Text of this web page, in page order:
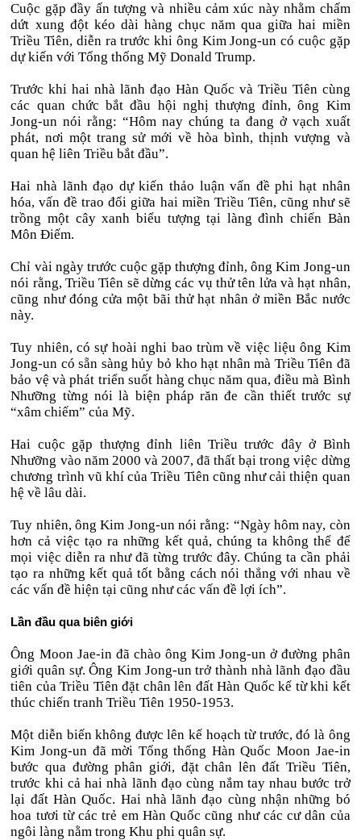
Cuộc gặp đầy ấn tượng và nhiều cảm xúc này nhằm chấm
dứt xung đột kéo dài hàng chục năm qua giữa hai miền
Triều Tiên, diễn ra trước khi ông Kim Jong-un có cuộc gặp
dự kiến với Tổng thống Mỹ Donald Trump.
Trước khi hai nhà lãnh đạo Hàn Quốc và Triều Tiên cùng
các quan chức bắt đầu hội nghị thượng đỉnh, ông Kim
Jong-un nói rằng: “Hôm nay chúng ta đang ở vạch xuất
phát, nơi một trang sử mới về hòa bình, thịnh vượng và
quan hệ liên Triều bắt đầu”.
Hai nhà lãnh đạo dự kiến thảo luận vấn đề phi hạt nhân
hóa, vấn đề trao đổi giữa hai miền Triều Tiên, cũng như sẽ
trồng một cây xanh biểu tượng tại làng đình chiến Bàn
Môn Điếm.
Chỉ vài ngày trước cuộc gặp thượng đỉnh, ông Kim Jong-un
nói rằng, Triều Tiên sẽ dừng các vụ thử tên lửa và hạt nhân,
cũng như đóng cửa một bãi thử hạt nhân ở miền Bắc nước
này.
Tuy nhiên, có sự hoài nghi bao trùm về việc liệu ông Kim
Jong-un có sẵn sàng hủy bỏ kho hạt nhân mà Triều Tiên đã
bảo vệ và phát triển suốt hàng chục năm qua, điều mà Bình
Nhưỡng từng nói là biện pháp răn đe cần thiết trước sự
“xâm chiếm” của Mỹ.
Hai cuộc gặp thượng đỉnh liên Triều trước đây ở Bình
Nhưỡng vào năm 2000 và 2007, đã thất bại trong việc dừng
chương trình vũ khí của Triều Tiên cũng như cải thiện quan
hệ về lâu dài.
Tuy nhiên, ông Kim Jong-un nói rằng: “Ngày hôm nay, còn
hơn cả việc tạo ra những kết quả, chúng ta không thể để
mọi việc diễn ra như đã từng trước đây. Chúng ta cần phải
tạo ra những kết quả tốt bằng cách nói thẳng với nhau về
các vấn đề hiện tại cũng như các vấn đề lợi ích”.
Lần đầu qua biên giới
Ông Moon Jae-in đã chào ông Kim Jong-un ở đường phân
giới quân sự. Ông Kim Jong-un trở thành nhà lãnh đạo đầu
tiên của Triều Tiên đặt chân lên đất Hàn Quốc kể từ khi kết
thúc chiến tranh Triều Tiên 1950-1953.
Một diễn biến không được lên kế hoạch từ trước, đó là ông
Kim Jong-un đã mời Tổng thống Hàn Quốc Moon Jae-in
bước qua đường phân giới, đặt chân lên đất Triều Tiên,
trước khi cả hai nhà lãnh đạo cùng nắm tay nhau bước trở
lại đất Hàn Quốc. Hai nhà lãnh đạo cùng nhận những bó
hoa tươi từ các trẻ em Hàn Quốc cũng như các cư dân của
ngôi làng nằm trong Khu phi quân sự.